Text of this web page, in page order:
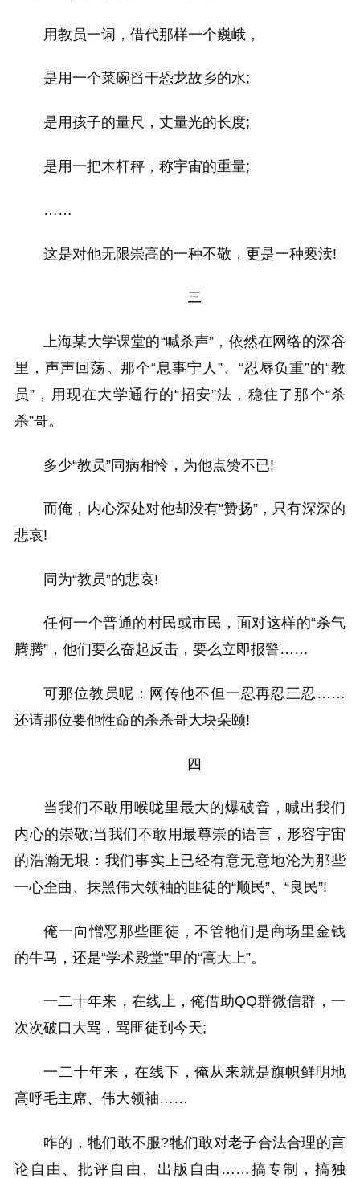
用教员一词，借代那样一个巍峨，
是用一个菜碗舀干恐龙故乡的水;
是用孩子的量尺，丈量光的长度;
是用一把木杆秤，称宇宙的重量;
……
这是对他无限崇高的一种不敬，更是一种亵渎!
三
上海某大学课堂的“喊杀声”，依然在网络的深谷
里，声声回荡。那个“息事宁人”、“忍辱负重”的“教
员”，用现在大学通行的“招安”法，稳住了那个“杀
杀”哥。
多少“教员”同病相怜，为他点赞不已!
而俺，内心深处对他却没有“赞扬”，只有深深的
悲哀!
同为“教员”的悲哀!
任何一个普通的村民或市民，面对这样的“杀气
腾腾”，他们要么奋起反击，要么立即报警……
可那位教员呢：网传他不但一忍再忍三忍……
还请那位要他性命的杀杀哥大块朵颐!
四
当我们不敢用喉咙里最大的爆破音，喊出我们
内心的崇敬;当我们不敢用最尊崇的语言，形容宇宙
的浩瀚无垠：我们事实上已经有意无意地沦为那些
一心歪曲、抹黑伟大领袖的匪徒的“顺民”、“良民”!
俺一向憎恶那些匪徒，不管牠们是商场里金钱
的牛马，还是“学术殿堂”里的“高大上”。
一二十年来，在线上，俺借助QQ群微信群，一
次次破口大骂，骂匪徒到今天;
一二十年来，在线下，俺从来就是旗帜鲜明地
高呼毛主席、伟大领袖……
咋的，牠们敢不服?牠们敢对老子合法合理的言
论自由、批评自由、出版自由……搞专制，搞独